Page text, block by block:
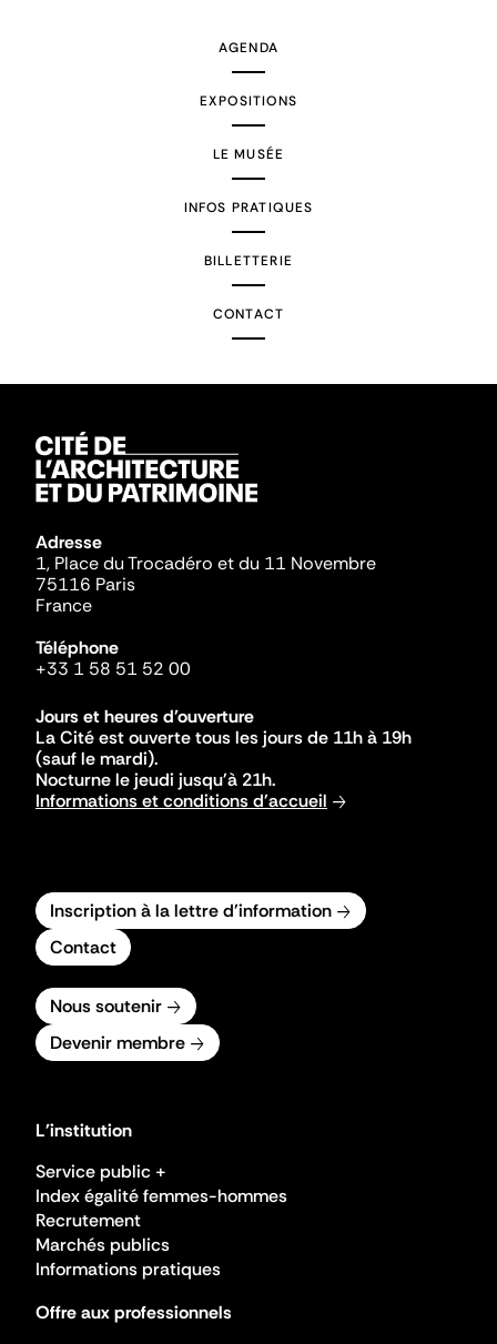
AGENDA
EXPOSITIONS
LE MUSÉE
INFOS PRATIQUES
BILLETTERIE
CONTACT
Adresse
1, Place du Trocadéro et du 11 Novembre
75116 Paris
France
Téléphone
+33 1 58 51 52 00
Jours et heures d'ouverture
La Cité est ouverte tous les jours de 11h à 19h
(sauf le mardi).
Nocturne le jeudi jusqu'à 21h.
Informations et conditions d'accueil
Inscription à la lettre d'information
Contact
Nous soutenir
Devenir membre
L'institution
Service public +
Index égalité femmes-hommes
Recrutement
Marchés publics
Informations pratiques
Offre aux professionnels